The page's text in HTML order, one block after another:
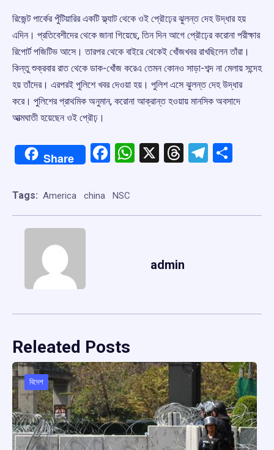
রিজেন্ট পার্কের পুঁটিয়ারির একটি ফ্ল্যাট থেকে ওই প্রৌঢ়ের ঝুলন্ত দেহ উদ্ধার হয়
এদিন। প্রতিবেশীদের থেকে জানা গিয়েছে, তিন দিন আগে প্রৌঢ়ের করোনা পরীক্ষার
রিপোর্ট পজিটিভ আসে। তারপর থেকে বাইরে থেকেই খোঁজখবর রাখছিলেন তাঁরা।
কিন্তু শুক্রবার রাত থেকে ডাক-খোঁজ করেএ তেমন কোনও সাড়া-শব্দ না মেলায় সন্দেহ
হয় তাঁদের। এরপরই পুলিশে খবর দেওয়া হয়। পুলিশ এসে ঝুলন্ত দেহ উদ্ধার
করে। পুলিশের প্রাথমিক অনুমান, করোনা আক্রান্ত হওয়ায় মানসিক অবসাদে
আত্মঘাতী হয়েছেন ওই প্রৌঢ়।
Share Facebook
WhatsApp
X Threads
Tags: America china NSC
admin
Releated Posts
বিদেশ